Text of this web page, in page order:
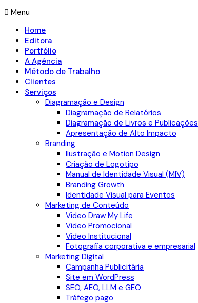
Menu
Home
Editora
Portfólio
A Agência
Método de Trabalho
Clientes
Serviços
Diagramação e Design
Diagramação de Relatórios
Diagramação de Livros e Publicações
Apresentação de Alto Impacto
Branding
Ilustração e Motion Design
Criação de Logotipo
Manual de Identidade Visual (MIV)
Branding Growth
Identidade Visual para Eventos
Marketing de Conteúdo
Vídeo Draw My Life
Vídeo Promocional
Vídeo Institucional
Fotografia corporativa e empresarial
Marketing Digital
Campanha Publicitária
Site em WordPress
SEO, AEO, LLM e GEO
Tráfego pago